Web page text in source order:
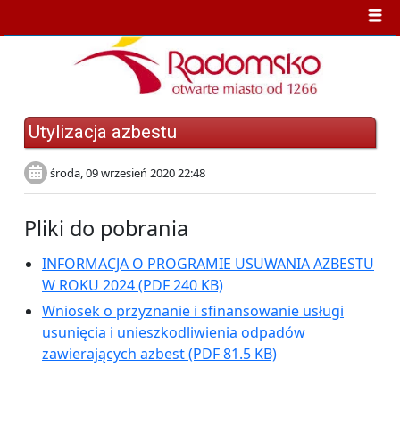
Utylizacja azbestu
środa, 09 wrzesień 2020 22:48
Pliki do pobrania
INFORMACJA O PROGRAMIE USUWANIA AZBESTU
W ROKU 2024(PDF 240 KB)
Wniosek o przyznanie i sfinansowanie usługi
usunięcia i unieszkodliwienia odpadów
zawierających azbest(PDF 81.5 KB)